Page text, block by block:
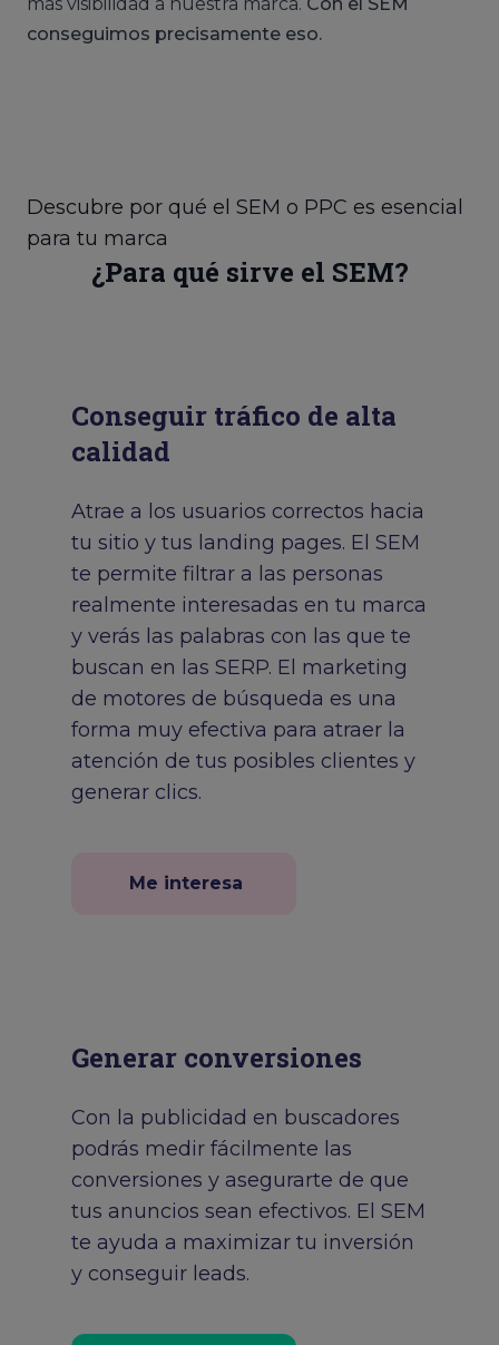
conseguimos precisamente eso.
Descubre por qué el SEM o PPC es esencial
para tu marca
¿Para qué sirve el SEM?
Conseguir tráfico de alta
calidad
Atrae a los usuarios correctos hacia
tu sitio y tus landing pages. El SEM
te permite filtrar a las personas
realmente interesadas en tu marca
y verás las palabras con las que te
buscan en las SERP. El marketing
de motores de búsqueda es una
forma muy efectiva para atraer la
atención de tus posibles clientes y
generar clics.
Me interesa
Generar conversiones
Con la publicidad en buscadores
podrás medir fácilmente las
conversiones y asegurarte de que
tus anuncios sean efectivos. El SEM
te ayuda a maximizar tu inversión
y conseguir leads.